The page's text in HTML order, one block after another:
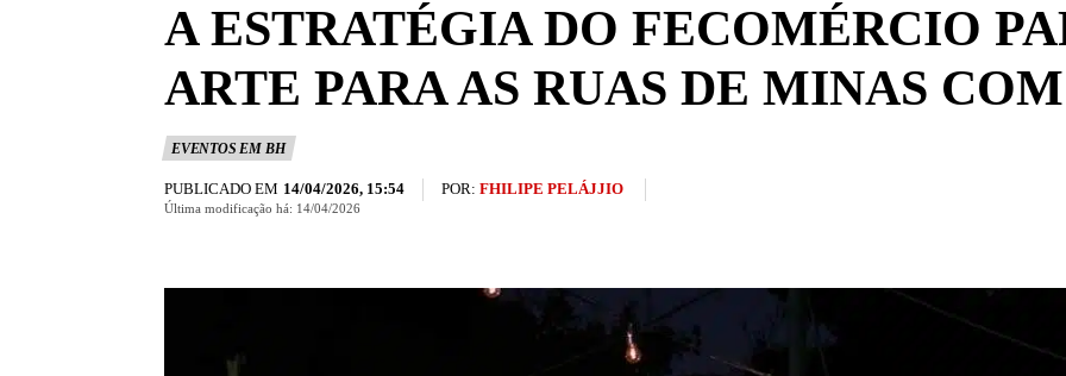
A ESTRATÉGIA DO FECOMÉRCIO
ARTE PARA AS RUAS DE MINAS
EVENTOS EM BH
PUBLICADO EM 14/04/2026, 15:54 POR: FHILIPE PELÁJJIO
Última modificação há: 14/04/2026